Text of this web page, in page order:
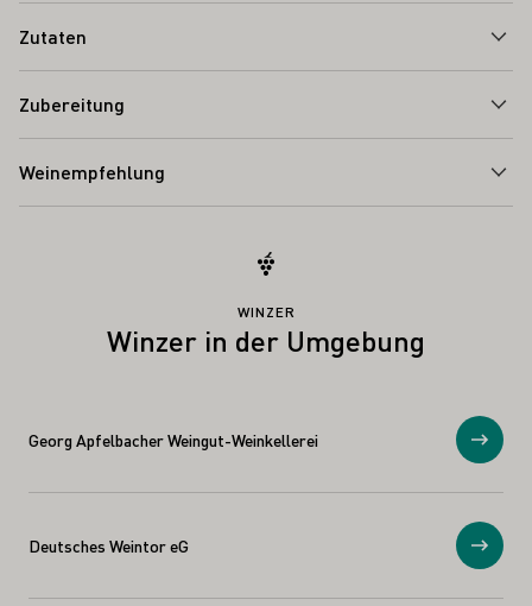
Zutaten
Zubereitung
Weinempfehlung
WINZER
Winzer in der Umgebung
Georg Apfelbacher Weingut-Weinkellerei
Deutsches Weintor eG